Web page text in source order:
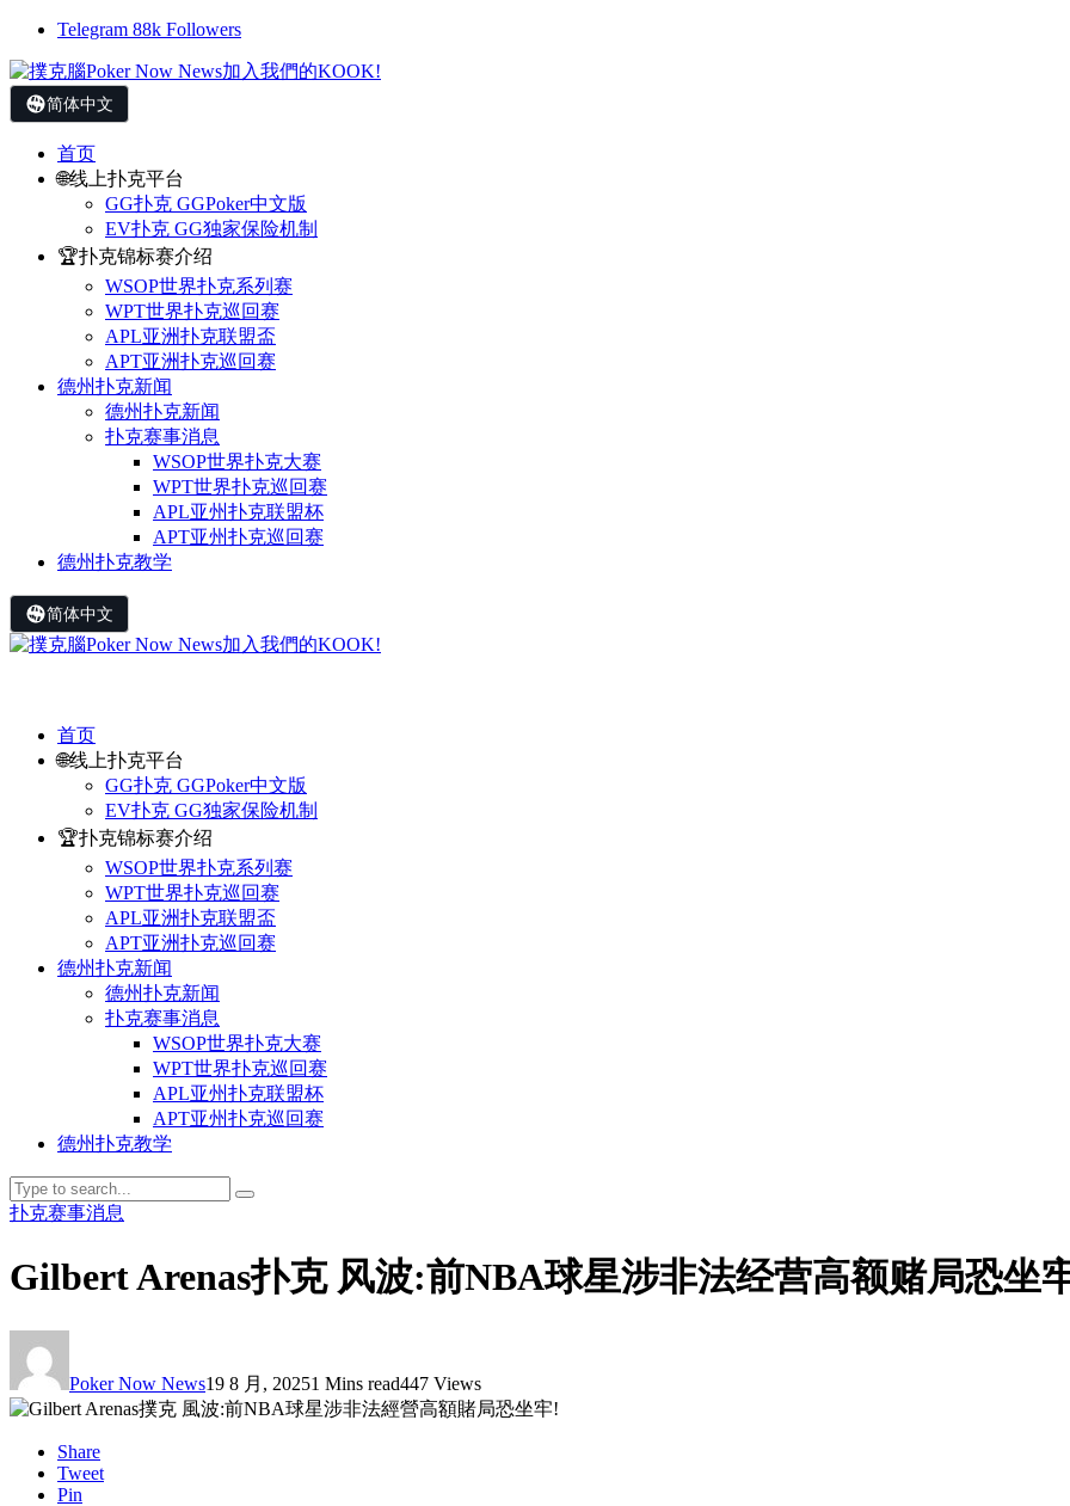
Telegram 88k Followers
简体中文
首页
🌐线上扑克平台
GG扑克 GGPoker中文版
EV扑克 GG独家保险机制
🏆扑克锦标赛介绍
WSOP世界扑克系列赛
WPT世界扑克巡回赛
APL亚洲扑克联盟盃
APT亚洲扑克巡回赛
德州扑克新闻
德州扑克新闻
扑克赛事消息
WSOP世界扑克大赛
WPT世界扑克巡回赛
APL亚州扑克联盟杯
APT亚州扑克巡回赛
德州扑克教学
简体中文
首页
🌐线上扑克平台
GG扑克 GGPoker中文版
EV扑克 GG独家保险机制
🏆扑克锦标赛介绍
WSOP世界扑克系列赛
WPT世界扑克巡回赛
APL亚洲扑克联盟盃
APT亚洲扑克巡回赛
德州扑克新闻
德州扑克新闻
扑克赛事消息
WSOP世界扑克大赛
WPT世界扑克巡回赛
APL亚州扑克联盟杯
APT亚州扑克巡回赛
德州扑克教学
扑克赛事消息
Gilbert Arenas扑克 风波:前NBA球星涉非法经营高额赌局恐坐
Poker Now News19 8 月, 20251 Mins read447 Views
Share
Tweet
Pin